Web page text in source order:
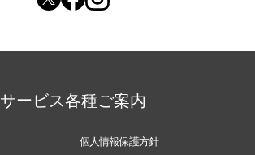
サービス各種ご案内
個人情報保護方針